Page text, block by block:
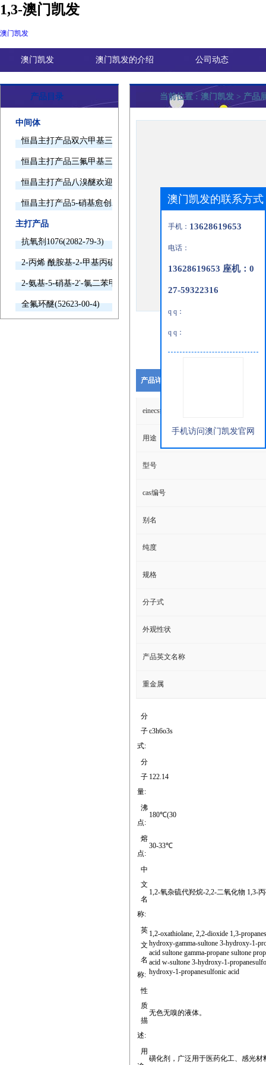
1,3-澳门凯发
澳门凯发
澳门凯发 澳门凯发的介绍 公司动态
产品目录
中间体
恒昌主打产品双六甲基三胺欢迎询价
恒昌主打产品三氟甲基三甲基硅烷欢迎询价
恒昌主打产品八溴醚欢迎询价
恒昌主打产品5-硝基愈创木酚钠欢迎询价
主打产品
抗氧剂1076(2082-79-3)
2-丙烯 酰胺基-2-甲基丙磺酸(15214-89-8)
2-氨基-5-硝基-2'-氯二苯甲酮(2011-66-7)
全氟环醚(52623-00-4)
当前位置 : 澳门凯发 > 产品
产品详细说明
einecs编号
用途
型号
cas编号
别名
纯度
规格
分子式
外观性状
产品英文名称
重金属
分
子
式:
c3h6o3s
分
子
量:
122.14
沸
点:
180℃(30
熔
点:
30-33℃
中
文
名
称:
1,2-氧杂硫代羟烷-2,2-二氧化物 1,3-
英
文
名
称:
1,2-oxathiolane, 2,2-dioxide 1,3-
hydroxy-gamma-sultone 3-hydroxy-1-
acid sultone gamma-propane sultone
acid w-sultone 3-hydroxy-1-
hydroxy-1-propanesulfonic acid
性
质
描
述:
无色无嗅的液体。
用
磺化剂，广泛用于医药化工、感光
澳门凯发的联系方式
手机： 13628619653
电话：
13628619653 座机：0
27-59322316
q q：
q q：
手机访问澳门凯发官网